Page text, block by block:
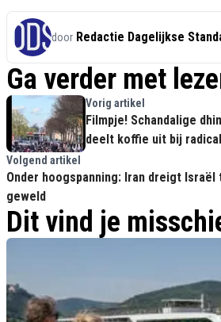
door Redactie Dagelijkse
Ga verder met
Vorig artikel
Filmpje! Schandalige
deelt koffie uit bij
Volgend artikel
Onder hoogspanning: Iran dreigt
geweld
Dit vind je